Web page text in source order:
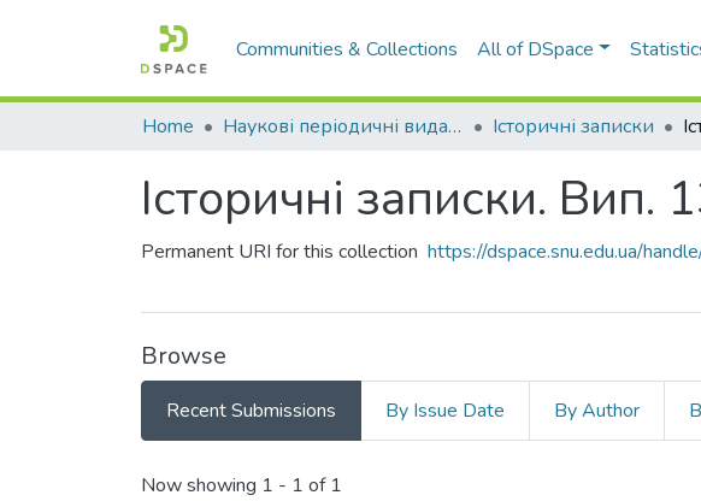
Communities & Collections All of DSpace
Home Наукові періодичні видання СНУ ім. В. Даля Історичні записки
Історичні записки. Вип.
Permanent URI for this collection https://dspace.snu.edu.ua/
Browse
Recent Submissions By Issue Date By Author
Recent Submissions
Now showing 1 - 1 of 1